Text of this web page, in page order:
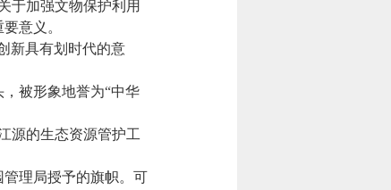
于加强文物保护利用
意义。
新具有划时代的意
被形象地誉为“中华
源的生态资源管护工
理局授予的旗帜。可